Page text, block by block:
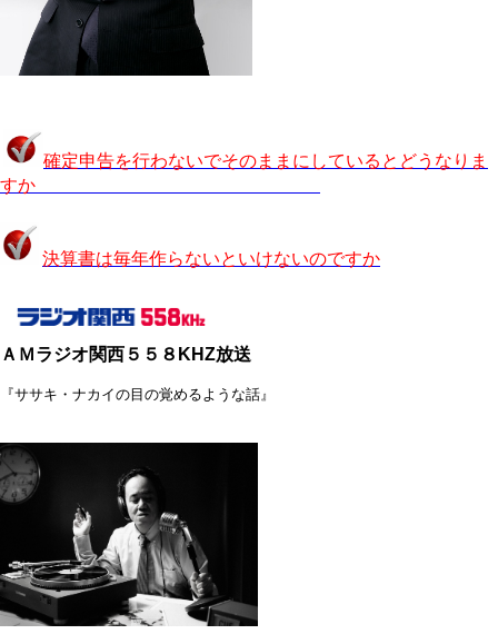
確定申告を行わないでそのままにしているとどうなりま
すか
決算書は毎年作らないといけないのですか
ＡＭラジオ関西５５８KHZ放送
『ササキ・ナカイの目の覚めるような話』